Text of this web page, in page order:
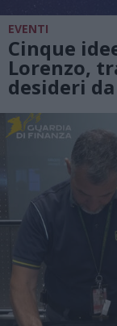
EVENTI
Cinque
Lorenzo,
desideri